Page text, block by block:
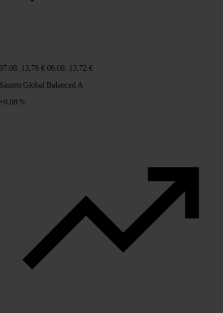
13,76 € 06.08. 13,72 €
Global Balanced A
%